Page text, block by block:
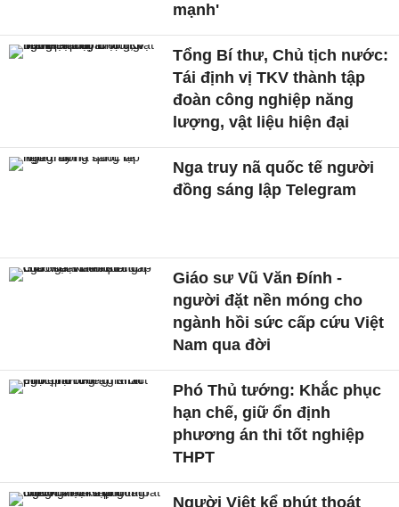
mạnh'
Tổng Bí thư, Chủ tịch nước:
Tái định vị TKV thành tập
đoàn công nghiệp năng
lượng, vật liệu hiện đại
Nga truy nã quốc tế người
đồng sáng lập Telegram
Giáo sư Vũ Văn Đính -
người đặt nền móng cho
ngành hồi sức cấp cứu Việt
Nam qua đời
Phó Thủ tướng: Khắc phục
hạn chế, giữ ổn định
phương án thi tốt nghiệp
THPT
Người Việt kể phút thoát